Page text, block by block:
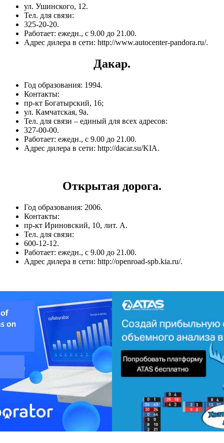
ул. Ушинского, 12.
Тел. для связи:
325-20-20.
Работает: ежедн., с 9.00 до 21.00.
Адрес дилера в сети: http://www.autocenter-pandora.ru/.
Дакар.
Год образования: 1994.
Контакты:
пр-кт Богатырский, 16;
ул. Камчатская, 9а.
Тел. для связи – единый для всех адресов:
327-00-00.
Работает: ежедн., с 9.00 до 21.00.
Адрес дилера в сети: http://dacar.su/KIA.
Открытая дорога.
Год образования: 2006.
Контакты:
пр-кт Ириновский, 10, лит. А.
Тел. для связи:
600-12-12.
Работает: ежедн., с 9.00 до 21.00.
Адрес дилера в сети: http://openroad-spb.kia.ru/.